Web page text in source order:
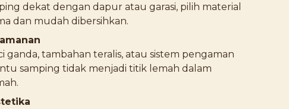
dekat dengan dapur atau garasi, pilih material
dan mudah dibersihkan.
ganda, tambahan teralis, atau sistem pengaman
samping tidak menjadi titik lemah dalam